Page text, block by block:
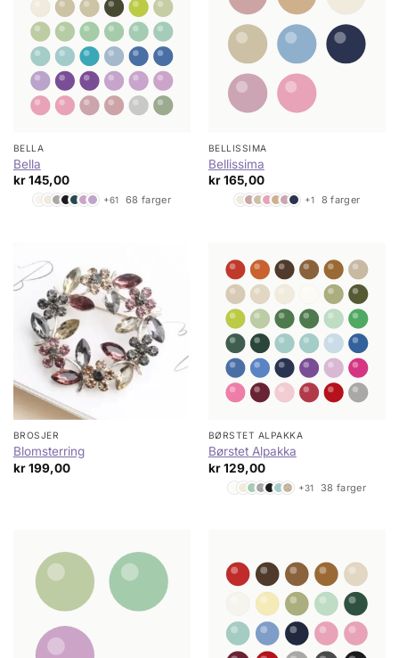
BELLA
Bella
kr145,00
+61 68 farger
BELLISSIMA
Bellissima
kr165,00
+1 8 farger
BROSJER
Blomsterring
kr199,00
BØRSTET ALPAKKA
Børstet Alpakka
kr129,00
+31 38 farger